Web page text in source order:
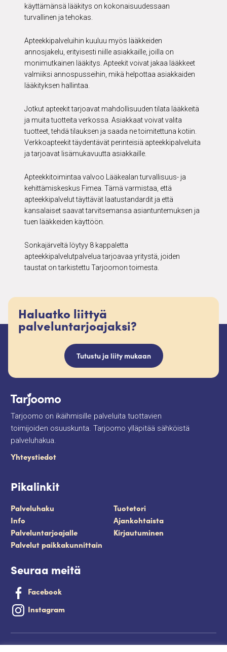
käyttämänsä lääkitys on kokonaisuudessaan
turvallinen ja tehokas.
Apteekkipalveluihin kuuluu myös lääkkeiden
annosjakelu, erityisesti niille asiakkaille, joilla on
monimutkainen lääkitys. Apteekit voivat jakaa lääkkeet
valmiiksi annospusseihin, mikä helpottaa asiakkaiden
lääkityksen hallintaa.
Jotkut apteekit tarjoavat mahdollisuuden tilata lääkkeitä
ja muita tuotteita verkossa. Asiakkaat voivat valita
tuotteet, tehdä tilauksen ja saada ne toimitettuna kotiin.
Verkkoapteekit täydentävät perinteisiä apteekkipalveluita
ja tarjoavat lisämukavuutta asiakkaille.
Apteekkitoimintaa valvoo Lääkealan turvallisuus- ja
kehittämiskeskus Fimea. Tämä varmistaa, että
apteekkipalvelut täyttävät laatustandardit ja että
kansalaiset saavat tarvitsemansa asiantuntemuksen ja
tuen lääkkeiden käyttöön.
Sonkajärveltä löytyy 8 kappaletta
apteekkipalvelutpalvelua tarjoavaa yritystä, joiden
taustat on tarkistettu Tarjoomon toimesta.
Haluatko liittyä
palveluntarjoajaksi?
Tutustu ja liity mukaan
Tarjoomo on ikäihmisille palveluita tuottavien
toimijoiden osuuskunta. Tarjoomo ylläpitää sähköistä
palveluhakua.
Yhteystiedot
Pikalinkit
Palveluhaku
Tuotetori
Info
Ajankohtaista
Palveluntarjoajalle
Kirjautuminen
Palvelut paikkakunnittain
Seuraa meitä
Facebook
Instagram